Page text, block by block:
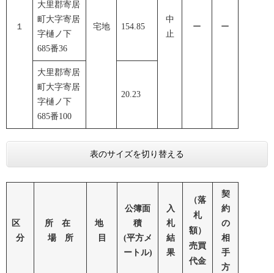
１ 宅地
中
止
ー ー
大里郡寄居
町大字寄居
字樋ノ下
685番36
154.85
大里郡寄居
町大字寄居
字樋ノ下
685番100
20.23
表のサイズを切り替える
区
分
所 在
場 所
地
目
公簿面
積
(平方メ
ートル)
入
札
結
果
（落
札
額）
売買
代金
契
約
の
相
手
方